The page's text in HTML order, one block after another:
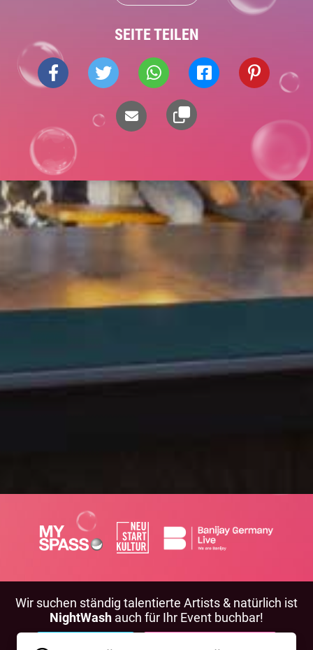
SEITE TEILEN
Wir suchen ständig talentierte Artists & natürlich ist
NightWash auch für Ihr Event buchbar!